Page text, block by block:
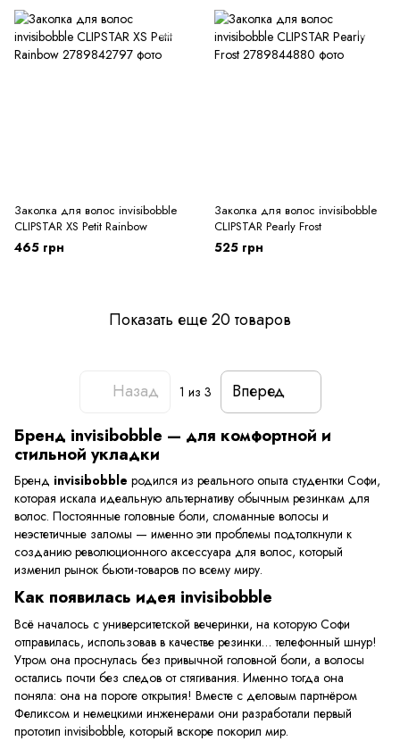
Заколка для волос invisibobble
CLIPSTAR XS Petit Rainbow
465 грн
Заколка для волос invisibobble
CLIPSTAR Pearly Frost
525 грн
Показать еще 20 товаров
Назад 1 из 3
Вперед
Бренд invisibobble — для комфортной и
стильной укладки
Бренд invisibobble родился из реального опыта студентки Софи,
которая искала идеальную альтернативу обычным резинкам для
волос. Постоянные головные боли, сломанные волосы и
неэстетичные заломы — именно эти проблемы подтолкнули к
созданию революционного аксессуара для волос, который
изменил рынок бьюти-товаров по всему миру.
Как появилась идея invisibobble
Всё началось с университетской вечеринки, на которую Софи
отправилась, использовав в качестве резинки… телефонный шнур!
Утром она проснулась без привычной головной боли, а волосы
остались почти без следов от стягивания. Именно тогда она
поняла: она на пороге открытия! Вместе с деловым партнёром
Феликсом и немецкими инженерами они разработали первый
прототип invisibobble, который вскоре покорил мир.